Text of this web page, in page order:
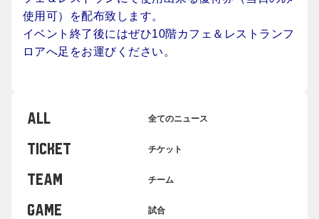
使用可）を配布致します。
イベント終了後にはぜひ10階カフェ＆レストランフ
ロアへ足をお運びください。
ALL 全てのニュース
TICKET チケット
TEAM チーム
GAME 試合